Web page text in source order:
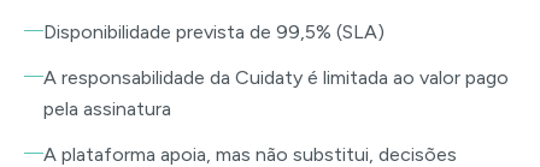
Disponibilidade prevista de 99,5% (SLA)
A responsabilidade da Cuidaty é limitada ao valor pago
pela assinatura
A plataforma apoia, mas não substitui, decisões